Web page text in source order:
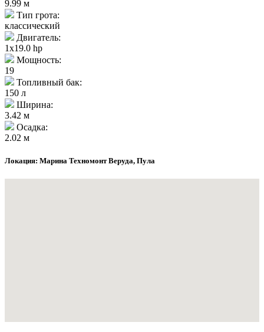
9.99 м
Тип грота:
классический
Двигатель:
1x19.0 hp
Мощность:
19
Топливный бак:
150 л
Ширина:
3.42 м
Осадка:
2.02 м
Локация: Марина Техномонт Веруда, Пула